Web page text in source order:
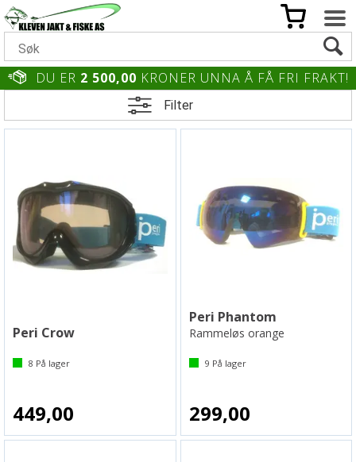
DU ER 2 500,00 KRONER UNNA Å FÅ FRI FRAKT!
Filter
Peri Crow
8 På lager
449,00
Peri Phantom
Rammeløs orange
9 På lager
299,00